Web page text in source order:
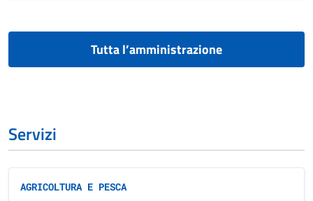
Tutta l’amministrazione
Servizi
AGRICOLTURA E PESCA